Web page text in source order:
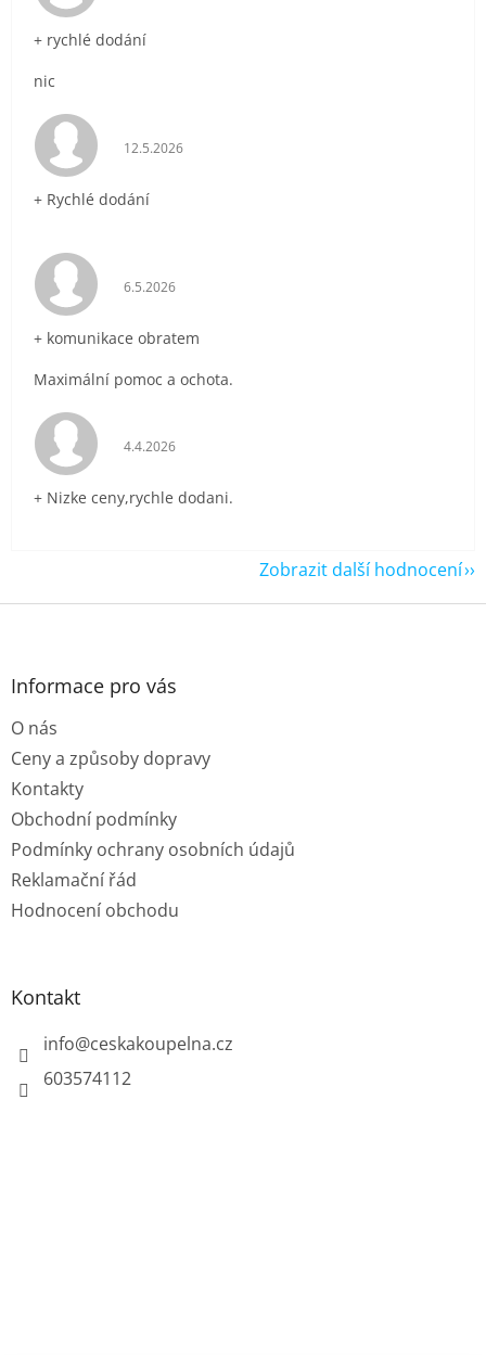
+ rychlé dodání
nic
Hodnocení obchodu je 5 z 5 hvězdiček.
12.5.2026
+ Rychlé dodání
Hodnocení obchodu je 5 z 5 hvězdiček.
6.5.2026
+ komunikace obratem
Maximální pomoc a ochota.
Hodnocení obchodu je 5 z 5 hvězdiček.
4.4.2026
+ Nizke ceny,rychle dodani.
Zobrazit další hodnocení
Z
Informace pro vás
O nás
Ceny a způsoby dopravy
Kontakty
Obchodní podmínky
Podmínky ochrany osobních údajů
Reklamační řád
Hodnocení obchodu
Kontakt
info@ceskakoupelna.cz
603574112